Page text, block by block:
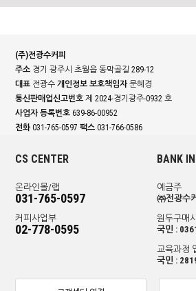
(주)전광수커피
주소 경기 광주시 초월읍 동막골길 289-12
대표 전광수개인정보 보호책임자문혜경
통신판매업신고번호 제 2024-경기광주-0932 호
사업자 등록번호 639-86-00952
전화 031-765-0597팩스 031-766-0586
CS CENTER
온라인몰/랩
031-765-0597
커피사업부
02-778-0595
BANK
예금주
㈜전광수
원두구매
국민 :
교육과정
국민 :